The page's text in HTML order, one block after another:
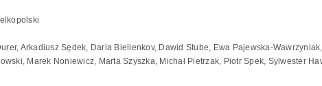
Arkadiusz Sędek, Daria Bielienkov, Dawid Stube, Ewa Pajewska-
Marek Noniewicz, Marta Szyszka, Michał Pietrzak, Piotr Spek, Sylwester